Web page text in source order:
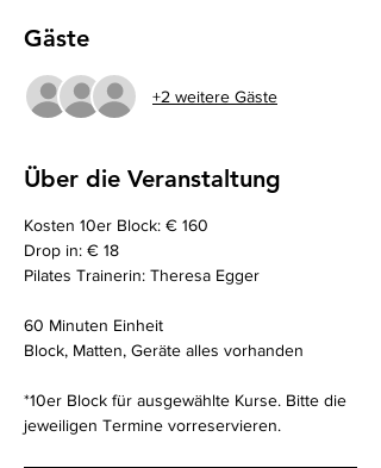
Gäste
+2 weitere Gäste
Über die Veranstaltung
Kosten 10er Block: € 160
Drop in: € 18
Pilates Trainerin: Theresa Egger
60 Minuten Einheit
Block, Matten, Geräte alles vorhanden
*10er Block für ausgewählte Kurse. Bitte die
jeweiligen Termine vorreservieren.